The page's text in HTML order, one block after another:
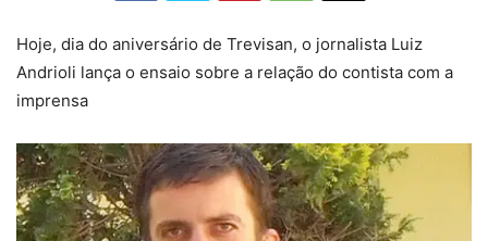
Hoje, dia do aniversário de Trevisan, o jornalista Luiz
Andrioli lança o ensaio sobre a relação do contista com a
imprensa